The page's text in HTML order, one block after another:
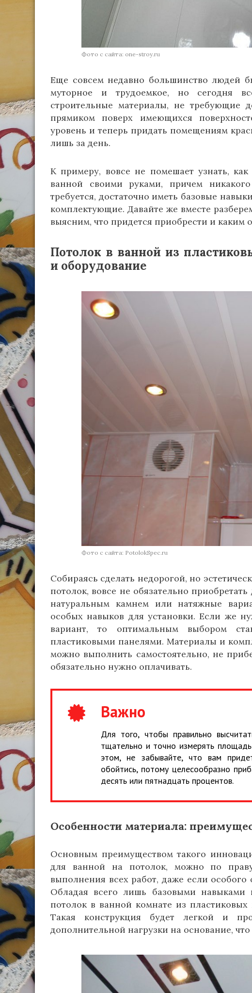
Фото с сайта: one-stroy.ru
Еще совсем недавно большинство людей
муторное и трудоемкое, но сегодня
строительные материалы, не требующие
прямиком поверх имеющихся
уровень и теперь придать помещениям
лишь за день.
К примеру, вовсе не помешает узнать,
ванной своими руками, причем
требуется, достаточно иметь базовые
комплектующие. Давайте же вместе
выясним, что придется приобрести и каким
Потолок в ванной из
и оборудование
Фото с сайта: PotolokSpec.ru
Собираясь сделать недорогой, но
потолок, вовсе не обязательно
натуральным камнем или натяжные
особых навыков для установки. Если же
вариант, то оптимальным выбором
пластиковыми панелями. Материалы и
можно выполнить самостоятельно, не
обязательно нужно оплачивать.
Важно
Для того, чтобы правильно
тщательно и точно измерять
этом, не забывайте, что вам
обойтись, потому целесообразно
десять или пятнадцать процентов.
Особенности материала:
Основным преимуществом такого
для ванной на потолок, можно по
выполнения всех работ, даже если
Обладая всего лишь базовыми навыками
потолок в ванной комнате из
Такая конструкция будет легкой и
дополнительной нагрузки на основание,